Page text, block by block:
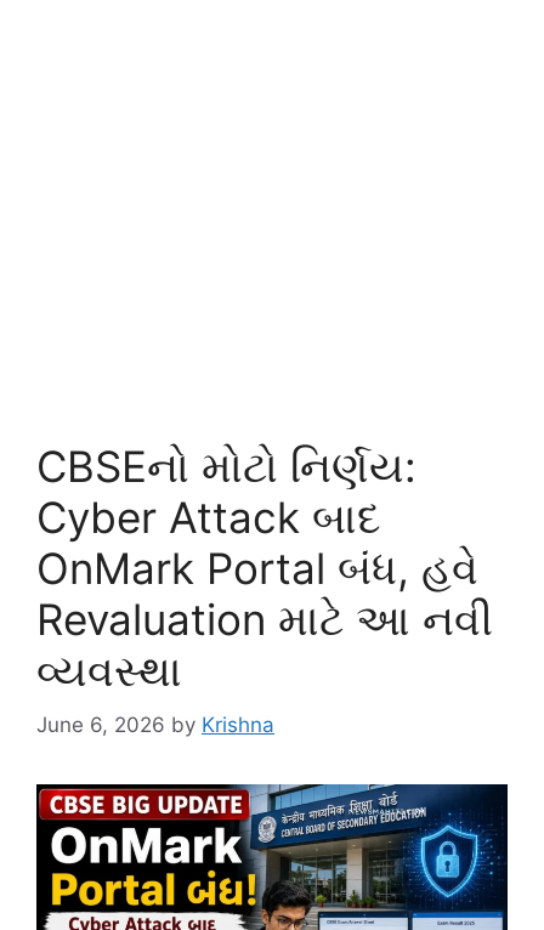
CBSEનો મોટો નિર્ણય:
Cyber Attack બાદ
OnMark Portal બંધ, હવે
Revaluation માટે આ નવી
વ્યવસ્થા
June 6, 2026 by Krishna